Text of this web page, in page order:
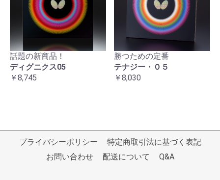
話題の新商品！
ディグニクス05
￥8,745
勝つための定番
テナジー・０５
￥8,030
プライバシーポリシー
特定商取引法に基づく表記
お問い合わせ
配送について Q&A